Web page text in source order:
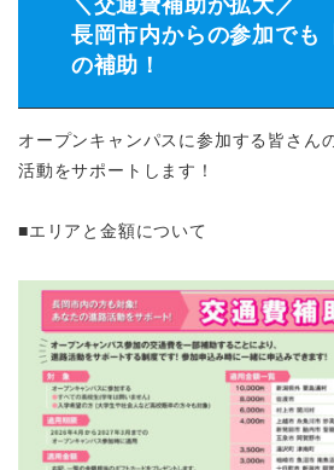
長岡市内からの参加でも
の補助！
オープンキャンパスに参加する皆さん
活動をサポートします！
■エリアと金額について